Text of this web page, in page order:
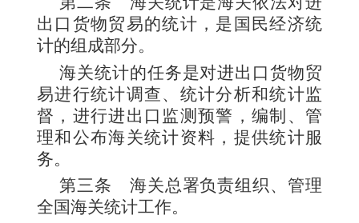
出口货物贸易的统计，是国民经济统
计的组成部分。
海关统计的任务是对进出口货物贸
易进行统计调查、统计分析和统计监
督，进行进出口监测预警，编制、管
理和公布海关统计资料，提供统计服
务。
第三条 海关总署负责组织、管理
全国海关统计工作。